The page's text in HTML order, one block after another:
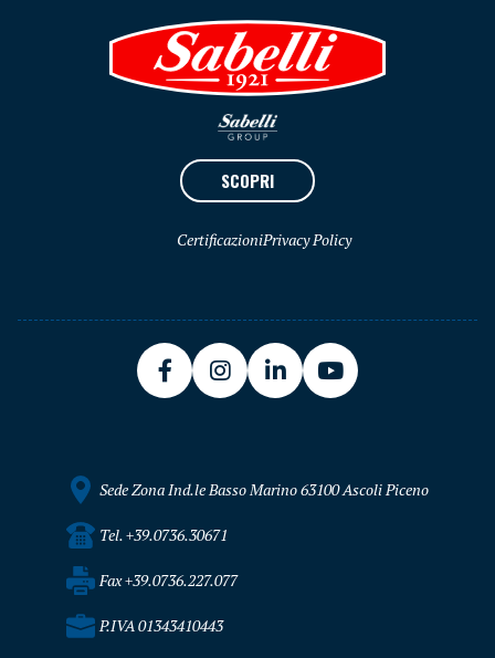
SCOPRI
CertificazioniPrivacy Policy
Sede Zona Ind.le Basso Marino 63100 Ascoli Piceno
Tel. +39.0736.30671
Fax +39.0736.227.077
P.IVA 01343410443